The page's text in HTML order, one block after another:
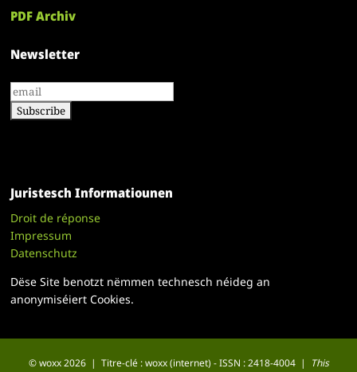
PDF Archiv
Newsletter
Juristesch Informatiounen
Droit de réponse
Impressum
Datenschutz
Dëse Site benotzt nëmmen technesch néideg an
anonymiséiert Cookies.
© woxx 2026 | Titre-clé : woxx (internet) - ISSN : 2418-4004 | This